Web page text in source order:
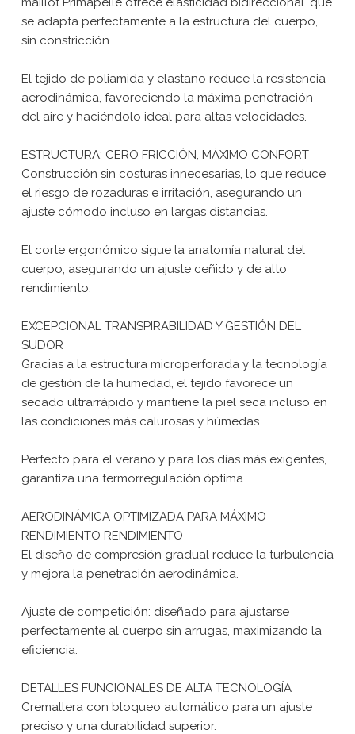
se adapta perfectamente a la estructura del cuerpo,
sin constricción.
El tejido de poliamida y elastano reduce la resistencia
aerodinámica, favoreciendo la máxima penetración
del aire y haciéndolo ideal para altas velocidades.
ESTRUCTURA: CERO FRICCIÓN, MÁXIMO CONFORT
Construcción sin costuras innecesarias, lo que reduce
el riesgo de rozaduras e irritación, asegurando un
ajuste cómodo incluso en largas distancias.
El corte ergonómico sigue la anatomía natural del
cuerpo, asegurando un ajuste ceñido y de alto
rendimiento.
EXCEPCIONAL TRANSPIRABILIDAD Y GESTIÓN DEL
SUDOR
Gracias a la estructura microperforada y la tecnología
de gestión de la humedad, el tejido favorece un
secado ultrarrápido y mantiene la piel seca incluso en
las condiciones más calurosas y húmedas.
Perfecto para el verano y para los días más exigentes,
garantiza una termorregulación óptima.
AERODINÁMICA OPTIMIZADA PARA MÁXIMO
RENDIMIENTO RENDIMIENTO
El diseño de compresión gradual reduce la turbulencia
y mejora la penetración aerodinámica.
Ajuste de competición: diseñado para ajustarse
perfectamente al cuerpo sin arrugas, maximizando la
eficiencia.
DETALLES FUNCIONALES DE ALTA TECNOLOGÍA
Cremallera con bloqueo automático para un ajuste
preciso y una durabilidad superior.